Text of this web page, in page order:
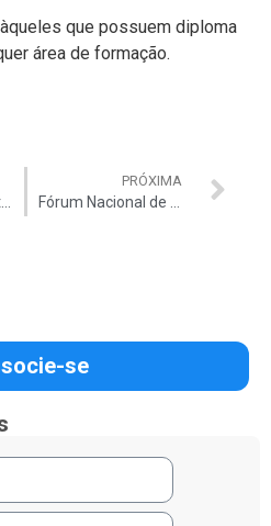
que possuem diploma
área de formação.
PRÓXIMA
se